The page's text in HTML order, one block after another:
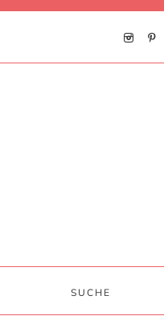
SUCHE